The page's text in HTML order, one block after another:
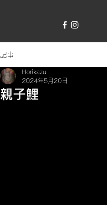
記事
親子鯉
Horikazu
2024年5月20日